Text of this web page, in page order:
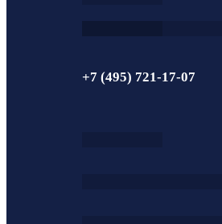
+7 (495) 721-17-07